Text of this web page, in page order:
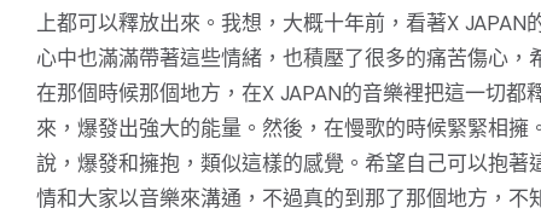
上都可以釋放出來。我想，大概十年前，看著X JAPAN
心中也滿滿帶著這些情緒，也積壓了很多的痛苦傷心，
在那個時候那個地方，在X JAPAN的音樂裡把這一切都
來，爆發出強大的能量。然後，在慢歌的時候緊緊相擁
說，爆發和擁抱，類似這樣的感覺。希望自己可以抱著
情和大家以音樂來溝通，不過真的到那了那個地方，不